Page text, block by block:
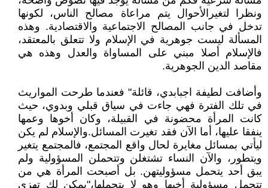
ونظرا لتغيرالأحوال يتم مراعاة مصالح الناس، لكونها
تدخل في جانب المصالح الاجتماعية والاقتصادية. وهذه
المسألة ليست جوهرية في الإسلام ولا تتعلق بالمعتقد،
فالإسلام أصلا مبني على المساواة والعدل وهذه هي
مقاصد الدين الجوهرية.
وأضافت لطيفة اجبابدي، قائلة" فعندما طرحت المواريث
في تلك الفترة فهي جاءت في سياق قبلي وبدوي، حيث
كانت المرأة محضونة في القبيلة، وكان أخوها وعمها
ينفقا عليها، أما الآن فقد تغيرت المسائل.والإسلام لم يكن
ليأتي بمسائل مغايرة لحال واقع المجتمع، فالمجتمع يتغير
ويتطور، والآن النساء تشتغلن وتتحملن المسؤولية ولم
يبق أحد يتحمل مسؤوليتهن. بل أصبحت المرأة هي من
تتحمل مسؤولية أخيها وهو لا يتحملها،"يمكن لك تهزي